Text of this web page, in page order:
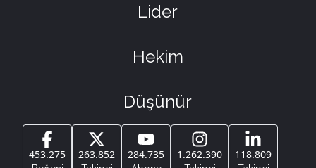
Lider
Hekim
Düşünür
453.275 263.852 284.735 1.262.390 118.809